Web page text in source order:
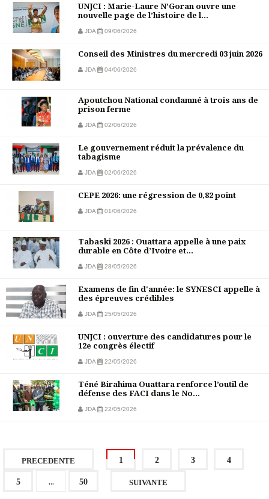
UNJCI : Marie-Laure N’Goran ouvre une
nouvelle page de l’histoire de l...
JDA 09/06/2026
Conseil des Ministres du mercredi 03 juin 2026
JDA 04/06/2026
Apoutchou National condamné à trois ans de
prison ferme
JDA 02/06/2026
Le gouvernement réduit la prévalence du
tabagisme
JDA 02/06/2026
CEPE 2026: une régression de 0,82 point
JDA 01/06/2026
Tabaski 2026 : Ouattara appelle à une paix
durable en Côte d’Ivoire et...
JDA 28/05/2026
Examens de fin d'année: le SYNESCI appelle à
des épreuves crédibles
JDA 25/05/2026
UNJCI : ouverture des candidatures pour le
12e congrès électif
JDA 22/05/2026
Téné Birahima Ouattara renforce l’outil de
défense des FACI dans le No...
JDA 22/05/2026
PRECEDENTE 1 2 3 4
5 ... 50 SUIVANTE